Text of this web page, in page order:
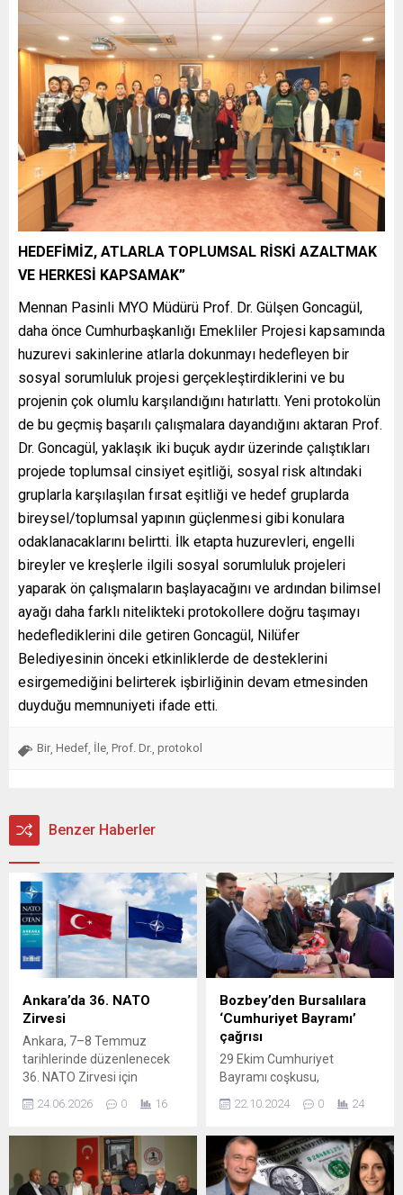
HEDEFİMİZ, ATLARLA TOPLUMSAL RİSKİ AZALTMAK
VE HERKESİ KAPSAMAK”
Mennan Pasinli MYO Müdürü Prof. Dr. Gülşen Goncagül,
daha önce Cumhurbaşkanlığı Emekliler Projesi kapsamında
huzurevi sakinlerine atlarla dokunmayı hedefleyen bir
sosyal sorumluluk projesi gerçekleştirdiklerini ve bu
projenin çok olumlu karşılandığını hatırlattı. Yeni protokolün
de bu geçmiş başarılı çalışmalara dayandığını aktaran Prof.
Dr. Goncagül, yaklaşık iki buçuk aydır üzerinde çalıştıkları
projede toplumsal cinsiyet eşitliği, sosyal risk altındaki
gruplarla karşılaşılan fırsat eşitliği ve hedef gruplarda
bireysel/toplumsal yapının güçlenmesi gibi konulara
odaklanacaklarını belirtti. İlk etapta huzurevleri, engelli
bireyler ve kreşlerle ilgili sosyal sorumluluk projeleri
yaparak ön çalışmaların başlayacağını ve ardından bilimsel
ayağı daha farklı nitelikteki protokollere doğru taşımayı
hedeflediklerini dile getiren Goncagül, Nilüfer
Belediyesinin önceki etkinliklerde de desteklerini
esirgemediğini belirterek işbirliğinin devam etmesinden
duyduğu memnuniyeti ifade etti.
Bir Hedef İle Prof. Dr. protokol
Benzer Haberler
Ankara’da 36. NATO
Zirvesi
Ankara, 7–8 Temmuz
tarihlerinde düzenlenecek
36. NATO Zirvesi için
kapsamlı bir hazırlık
yürütüyor. Zirveye 32 NATO
başkanlarının yanı sıra
davetli liderler, yaklaşık 100
bakan, çok sayıda üst düzey
24.06.2026 0 16
Bozbey’den Bursalılara
‘Cumhuriyet Bayramı’
çağrısı
29 Ekim Cumhuriyet
Bayramı coşkusu,
Orhangazi Parkı'nda
kutlandı. Renkli etkinlikler,
dolu bu özel günde, halk bir
araya gelerek
Cumhuriyetimizin
22.10.2024 0 24